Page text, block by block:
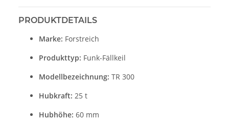
PRODUKTDETAILS
Marke: Forstreich
Produkttyp: Funk-Fällkeil
Modellbezeichnung: TR 300
Hubkraft: 25 t
Hubhöhe: 60 mm